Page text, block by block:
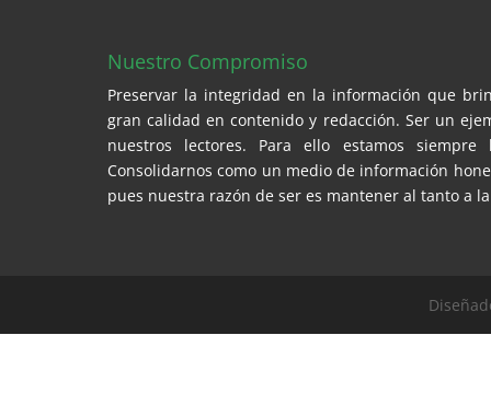
Nuestro Compromiso
Preservar la integridad en la información que
gran calidad en contenido y redacción. Ser un
nuestros lectores. Para ello estamos
Consolidarnos como un medio de información
pues nuestra razón de ser es mantener al tanto a